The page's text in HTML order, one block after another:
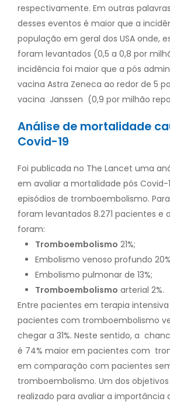
respectivamente. Em outras
desses eventos é maior que a
população em geral dos USA onde,
foram levantados (0,5 a 0,8 por
incidência foi maior que a pós
vacina Astra Zeneca ao redor de 5
vacina Janssen (0,9 por milhão
Análise de mortalidade
Covid-19
Foi publicada no The Lancet uma
em avaliar a mortalidade pós Covid-
episódios de tromboembolismo.
foram levantados 8.271 pacientes e
foram:
Tromboembolismo 21%;
Embolismo venoso profundo
Embolismo pulmonar de 13%;
Tromboembolismo arterial 2%.
Entre pacientes em terapia
pacientes com tromboembolismo
chegar a 31%. Neste sentido, a
é 74% maior em pacientes com
em comparação com pacientes
tromboembolismo. Um dos
realizado para avaliar a importância